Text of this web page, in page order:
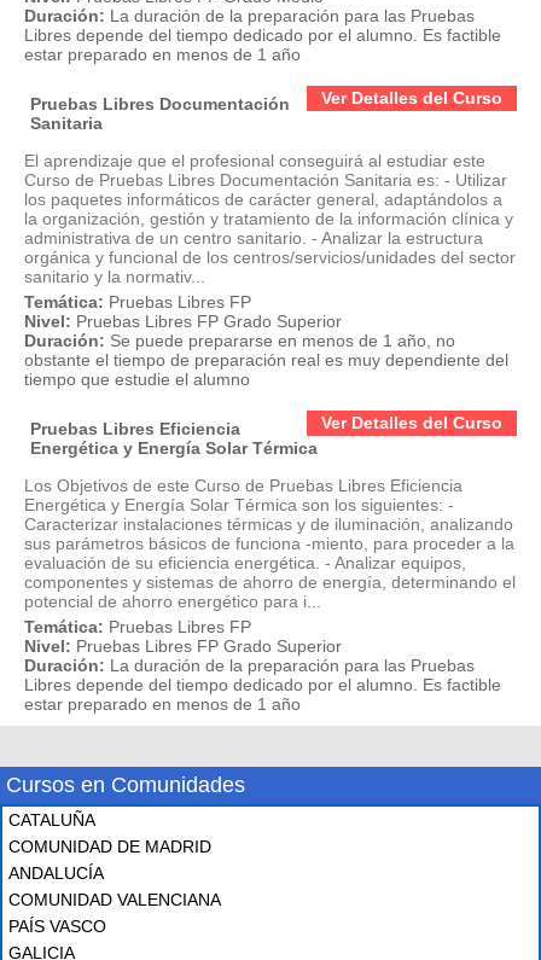
Duración: La duración de la preparación para las Pruebas
Libres depende del tiempo dedicado por el alumno. Es factible
estar preparado en menos de 1 año
Ver Detalles del Curso
Pruebas Libres Documentación
Sanitaria
El aprendizaje que el profesional conseguirá al estudiar este
Curso de Pruebas Libres Documentación Sanitaria es: - Utilizar
los paquetes informáticos de carácter general, adaptándolos a
la organización, gestión y tratamiento de la información clínica y
administrativa de un centro sanitario. - Analizar la estructura
orgánica y funcional de los centros/servicios/unidades del sector
sanitario y la normativ...
Temática: Pruebas Libres FP
Nivel: Pruebas Libres FP Grado Superior
Duración: Se puede prepararse en menos de 1 año, no
obstante el tiempo de preparación real es muy dependiente del
tiempo que estudie el alumno
Ver Detalles del Curso
Pruebas Libres Eficiencia
Energética y Energía Solar Térmica
Los Objetivos de este Curso de Pruebas Libres Eficiencia
Energética y Energía Solar Térmica son los siguientes: -
Caracterizar instalaciones térmicas y de iluminación, analizando
sus parámetros básicos de funciona -miento, para proceder a la
evaluación de su eficiencia energética. - Analizar equipos,
componentes y sistemas de ahorro de energía, determinando el
potencial de ahorro energético para i...
Temática: Pruebas Libres FP
Nivel: Pruebas Libres FP Grado Superior
Duración: La duración de la preparación para las Pruebas
Libres depende del tiempo dedicado por el alumno. Es factible
estar preparado en menos de 1 año
Cursos en Comunidades
CATALUÑA
COMUNIDAD DE MADRID
ANDALUCÍA
COMUNIDAD VALENCIANA
PAÍS VASCO
GALICIA